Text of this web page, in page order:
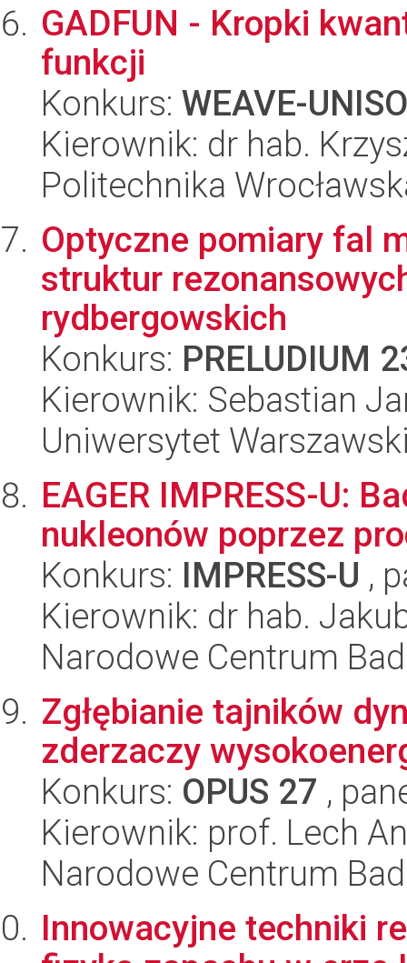
GADFUN - Kropki
funkcji
Konkurs: WEAVE-
Kierownik: dr hab.
Politechnika
Optyczne pomiary fal
struktur
rydbergowskich
Konkurs: PRELUDIUM
Kierownik: Sebastian
Uniwersytet
EAGER IMPRESS-U:
nukleonów poprzez
Konkurs: IMPRESS-U ,
Kierownik: dr hab.
Narodowe Centrum
Zgłębianie tajników
zderzaczy
Konkurs: OPUS 27 ,
Kierownik: prof. Lech
Narodowe Centrum
Innowacyjne techniki